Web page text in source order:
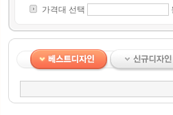
가격대 선택